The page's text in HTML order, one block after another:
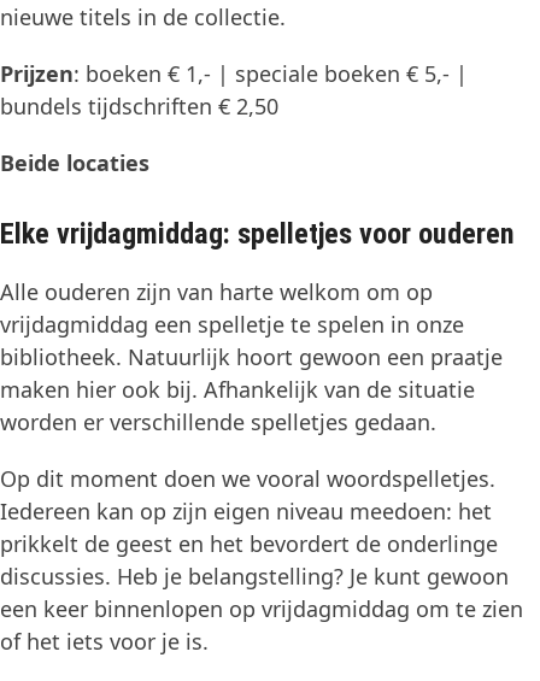
nieuwe titels in de collectie.
Prijzen: boeken € 1,- | speciale boeken € 5,- |
bundels tijdschriften € 2,50
Beide locaties
Elke vrijdagmiddag: spelletjes voor ouderen
Alle ouderen zijn van harte welkom om op
vrijdagmiddag een spelletje te spelen in onze
bibliotheek. Natuurlijk hoort gewoon een praatje
maken hier ook bij. Afhankelijk van de situatie
worden er verschillende spelletjes gedaan.
Op dit moment doen we vooral woordspelletjes.
Iedereen kan op zijn eigen niveau meedoen: het
prikkelt de geest en het bevordert de onderlinge
discussies. Heb je belangstelling? Je kunt gewoon
een keer binnenlopen op vrijdagmiddag om te zien
of het iets voor je is.